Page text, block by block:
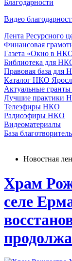
Благодарности
Видео
Лента Ресурсного
Финансовая
Газета «Окно в
Библиотека для
Правовая база для
Каталог НКО
Актуальные
Лучшие практики
Телеэфиры НКО
Радиоэфиры НКО
Видеоматериалы
База
Новостная
Храм
селе